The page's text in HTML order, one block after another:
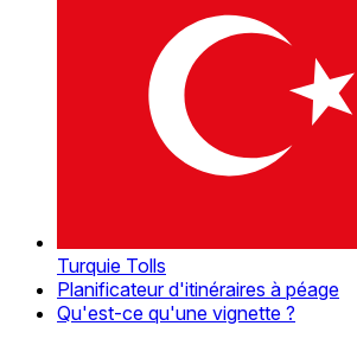
Turquie Tolls
Planificateur d'itinéraires à péage
Qu'est-ce qu'une vignette ?